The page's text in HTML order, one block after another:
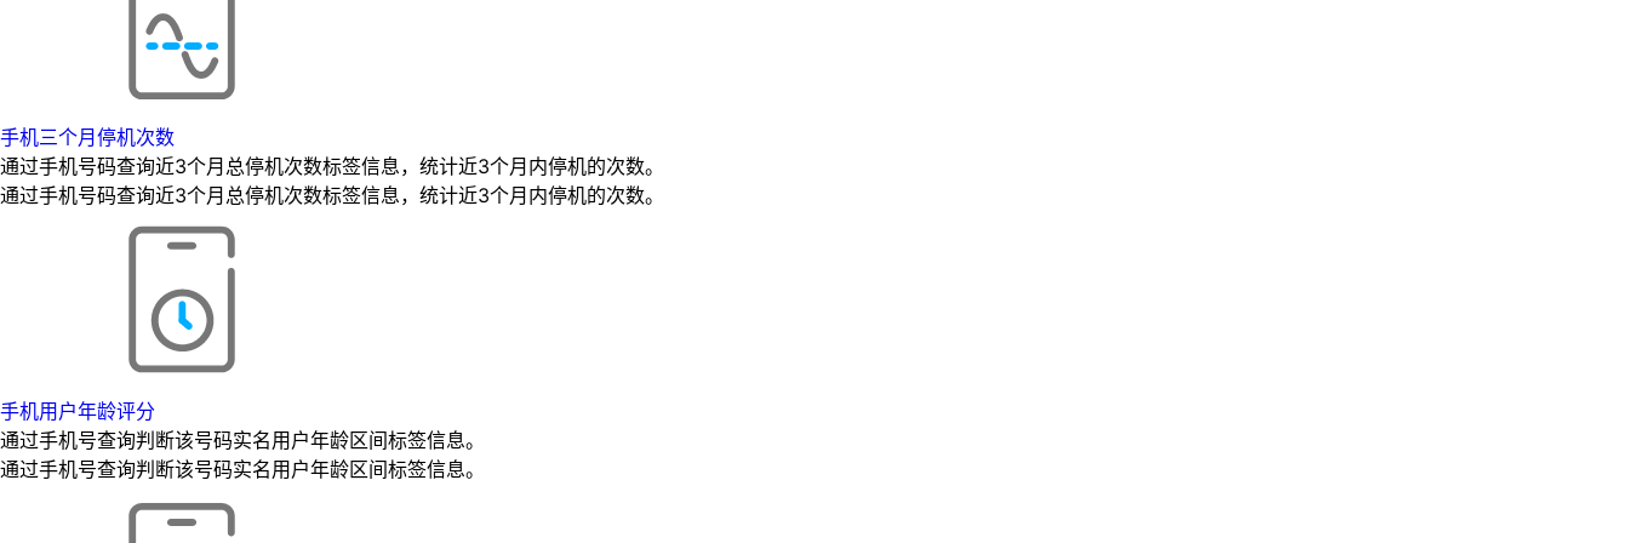
手机三个月停机次数
通过手机号码查询近3个月总停机次数标签信息，统计近3个月内停机的次数。
通过手机号码查询近3个月总停机次数标签信息，统计近3个月内停机的次数。
手机用户年龄评分
通过手机号查询判断该号码实名用户年龄区间标签信息。
通过手机号查询判断该号码实名用户年龄区间标签信息。